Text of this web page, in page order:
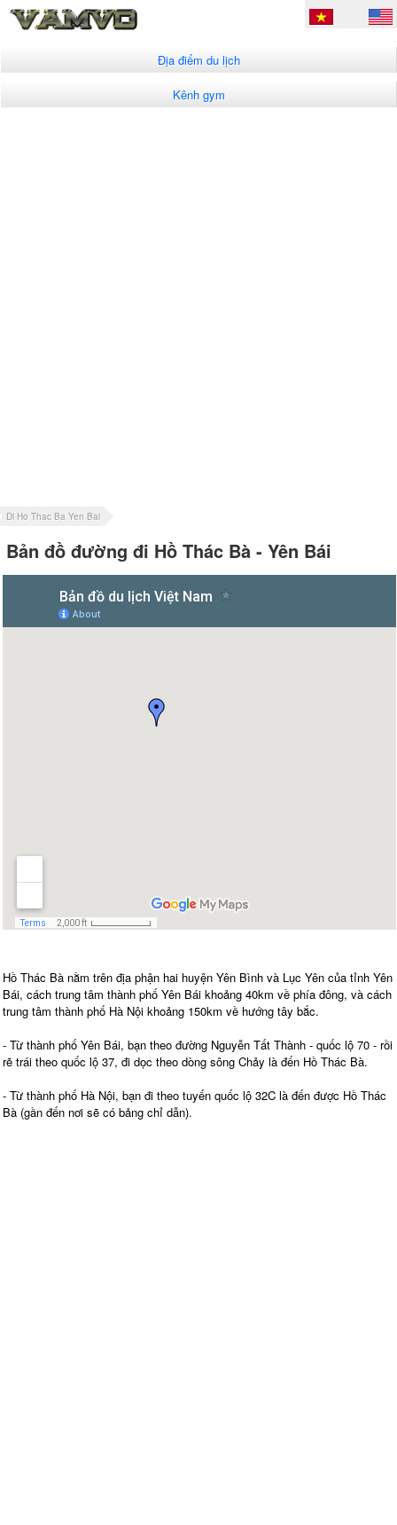
Địa điểm du lịch
Kênh gym
Di Ho Thac Ba Yen Bai
Bản đồ đường đi Hồ Thác Bà - Yên Bái
Hồ Thác Bà nằm trên địa phận hai huyện Yên Bình và Lục Yên của tỉnh Yên
Bái, cách trung tâm thành phố Yên Bái khoảng 40km về phía đông, và cách
trung tâm thành phố Hà Nội khoảng 150km về hướng tây bắc.
- Từ thành phố Yên Bái, bạn theo đường Nguyễn Tất Thành - quốc lộ 70 - rồi
rẽ trái theo quốc lộ 37, đi dọc theo dòng sông Chảy là đến Hồ Thác Bà.
- Từ thành phố Hà Nội, bạn đi theo tuyến quốc lộ 32C là đến được Hồ Thác
Bà (gần đến nơi sẽ có bảng chỉ dẫn).